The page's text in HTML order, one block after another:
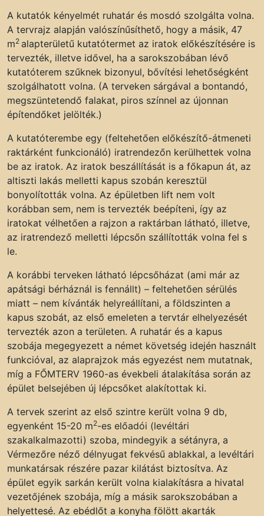
A kutatók kényelmét ruhatár és mosdó szolgálta volna.
A tervrajz alapján valószínűsíthető, hogy a másik, 47
m2 alapterületű kutatótermet az iratok előkészítésére is
tervezték, illetve idővel, ha a sarokszobában lévő
kutatóterem szűknek bizonyul, bővítési lehetőségként
szolgálhatott volna. (A terveken sárgával a bontandó,
megszüntetendő falakat, piros színnel az újonnan
építendőket jelölték.)
A kutatóterembe egy (feltehetően előkészítő-átmeneti
raktárként funkcionáló) iratrendezőn kerülhettek volna
be az iratok. Az iratok beszállítását is a főkapun át, az
altiszti lakás melletti kapus szobán keresztül
bonyolították volna. Az épületben lift nem volt
korábban sem, nem is tervezték beépíteni, így az
iratokat vélhetően a rajzon a raktárban látható, illetve,
az iratrendező melletti lépcsőn szállították volna fel s
le.
A korábbi terveken látható lépcsőházat (ami már az
apátsági bérháznál is fennállt) – feltehetően sérülés
miatt – nem kívánták helyreállítani, a földszinten a
kapus szobát, az első emeleten a tervtár elhelyezését
tervezték azon a területen. A ruhatár és a kapus
szobája megegyezett a német követség idején használt
funkcióval, az alaprajzok más egyezést nem mutatnak,
míg a FŐMTERV 1960-as évekbeli átalakítása során az
épület belsejében új lépcsőket alakítottak ki.
A tervek szerint az első szintre került volna 9 db,
egyenként 15-20 m2-es előadói (levéltári
szakalkalmazotti) szoba, mindegyik a sétányra, a
Vérmezőre néző délnyugat fekvésű ablakkal, a levéltári
munkatársak részére pazar kilátást biztosítva. Az
épület egyik sarkán került volna kialakításra a hivatal
vezetőjének szobája, míg a másik sarokszobában a
helyettesé. Az ebédlőt a konyha fölött akarták